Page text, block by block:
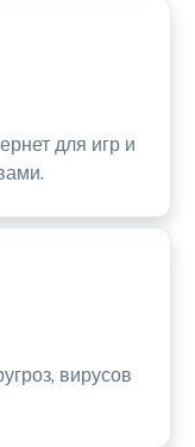
для игр и
вирусов